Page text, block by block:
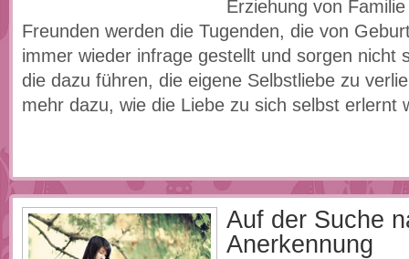
Erziehung von
Freunden werden die Tugenden, die von
immer wieder infrage gestellt und sorgen nicht
die dazu führen, die eigene Selbstliebe zu
mehr dazu, wie die Liebe zu sich selbst erlernt
Auf der Suche
Anerkennung